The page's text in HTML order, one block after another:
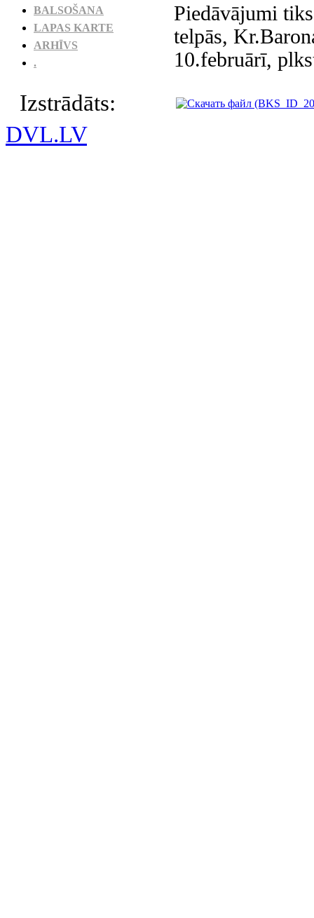
Piedāvājumi
telpās,
10.februārī,
BALSOŠANA
LAPAS KARTE
ARHĪVS
.
Izstrādāts:
DVL.LV